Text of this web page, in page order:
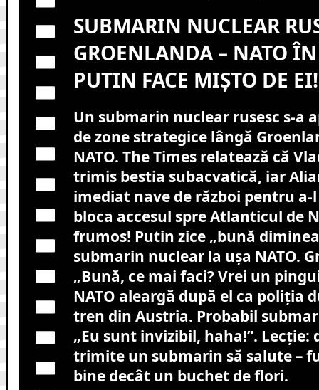
SUBMARIN NUCLEAR
GROENLANDA – NATO
PUTIN FACE MIȘTO DE EI!
Un submarin nuclear rusesc s-a
de zone strategice lângă
NATO. The Times relatează că
trimis bestia subacvatică, iar
imediat nave de război pentru a-
bloca accesul spre Atlanticul de
frumos! Putin zice „bună
submarin nuclear la ușa NATO.
„Bună, ce mai faci? Vrei un
NATO aleargă după el ca poliția
tren din Austria. Probabil
„Eu sunt invizibil, haha!”. Lecție:
trimite un submarin să salute –
bine decât un buchet de flori.